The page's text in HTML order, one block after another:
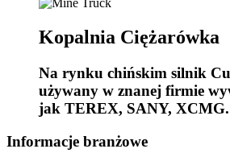
Kopalnia Ciężarówka
Na rynku chińskim silnik
używany w znanej firmie
jak TEREX, SANY, XCMG.
Informacje branżowe